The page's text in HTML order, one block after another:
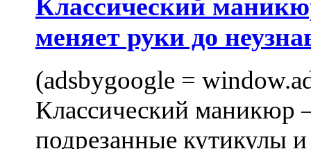
Классический
меняет руки до
(adsbygoogle =
Классический маникюр
подрезанные кутикулы